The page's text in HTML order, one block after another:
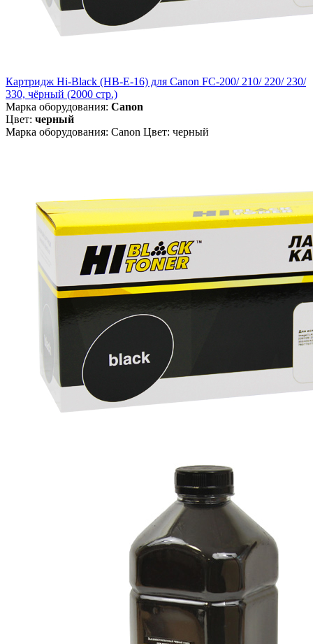
Картридж Hi-Black (HB-E-16) для Canon FC-200/ 210/ 220/ 230/
330, чёрный (2000 стр.)
Марка оборудования: Canon
Цвет: черный
Марка оборудования: Canon Цвет: черный